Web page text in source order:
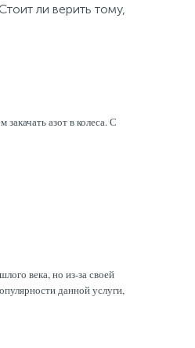
ли верить тому,
азот в колеса. С
века, но из-за своей
данной услуги,